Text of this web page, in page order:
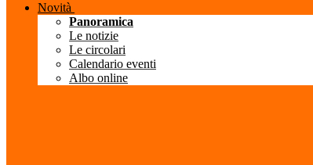
Novità
Panoramica
Le notizie
Le circolari
Calendario eventi
Albo online